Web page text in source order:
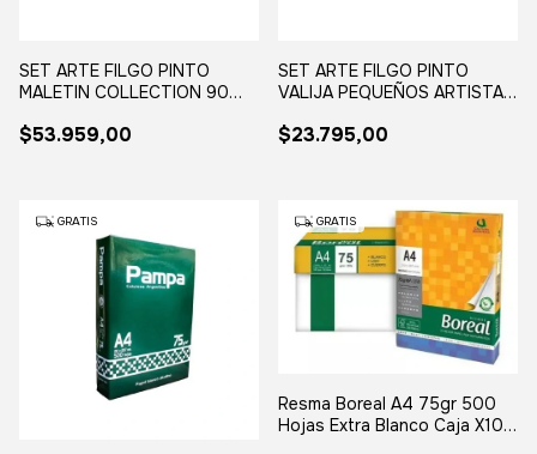
SET ARTE FILGO PINTO
MALETIN COLLECTION 90
$53.959,00
SET ARTE FILGO PINTO
VALIJA PEQUEÑOS ARTISTAS
$23.795,00
GRATIS GRATIS
Resma Boreal A4 75gr 500
Hojas Extra Blanco Caja X10